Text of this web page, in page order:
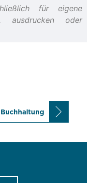
für eigene
ausdrucken oder
Buchhaltung